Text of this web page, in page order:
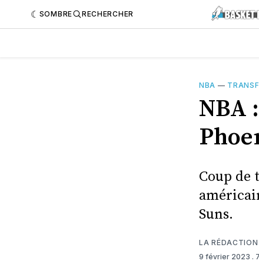
SOMBRE RECHERCHER
NBA —
NBA
Coup
Suns.
LA RÉDACTION
9 février 2023 .